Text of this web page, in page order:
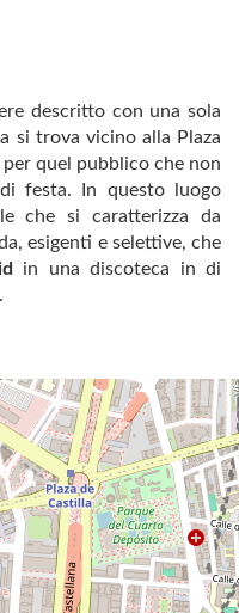
descritto con una sola
si trova vicino alla Plaza
quel pubblico che non
festa. In questo luogo
che si caratterizza da
esigenti e selettive, che
in una discoteca in di